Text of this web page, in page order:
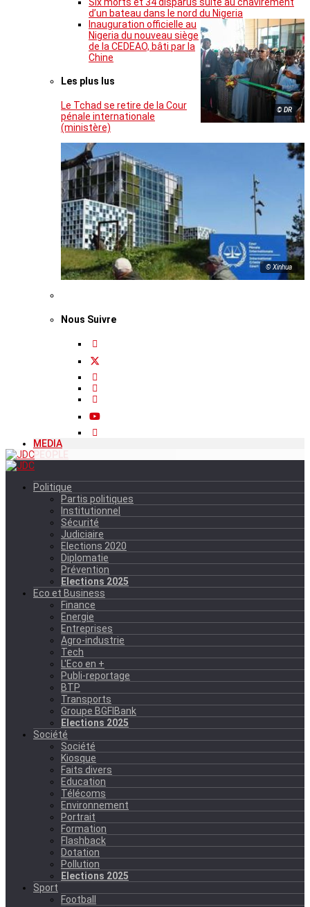
d’un bateau dans le nord du Nigeria
© DR
Inauguration officielle au
Nigeria du nouveau siège
de la CEDEAO, bâti par la
Chine
Les plus lus
Le Tchad se retire de la Cour
pénale internationale
(ministère)
© Xinhua
Nous Suivre
MEDIA
PEOPLE
Politique
Partis politiques
Institutionnel
Sécurité
Judiciaire
Elections 2020
Diplomatie
Prévention
Elections 2025
Eco et Business
Finance
Energie
Entreprises
Agro-industrie
Tech
L'Eco en +
Publi-reportage
BTP
Transports
Groupe BGFIBank
Elections 2025
Société
Société
Kiosque
Faits divers
Education
Télécoms
Environnement
Portrait
Formation
Flashback
Dotation
Pollution
Elections 2025
Sport
Football